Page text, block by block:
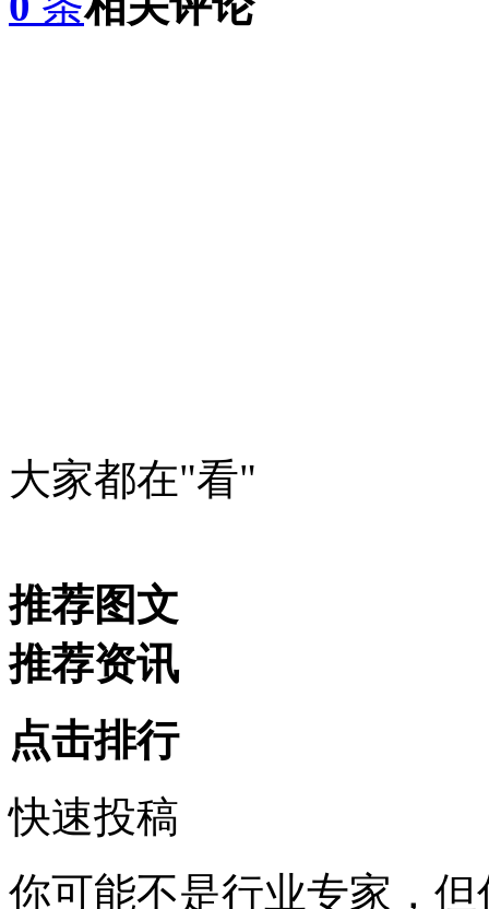
大家都在"看"
推荐图文
推荐资讯
点击排行
快速投稿
你可能不是行业专家，